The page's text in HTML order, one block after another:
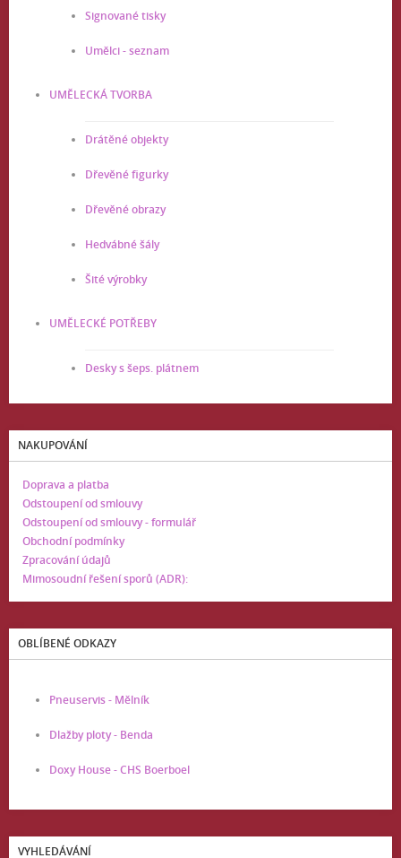
Signované tisky
Umělci - seznam
UMĚLECKÁ TVORBA
Drátěné objekty
Dřevěné figurky
Dřevěné obrazy
Hedvábné šály
Šité výrobky
UMĚLECKÉ POTŘEBY
Desky s šeps. plátnem
NAKUPOVÁNÍ
Doprava a platba
Odstoupení od smlouvy
Odstoupení od smlouvy - formulář
Obchodní podmínky
Zpracování údajů
Mimosoudní řešení sporů (ADR):
OBLÍBENÉ ODKAZY
Pneuservis - Mělník
Dlažby ploty - Benda
Doxy House - CHS Boerboel
VYHLEDÁVÁNÍ